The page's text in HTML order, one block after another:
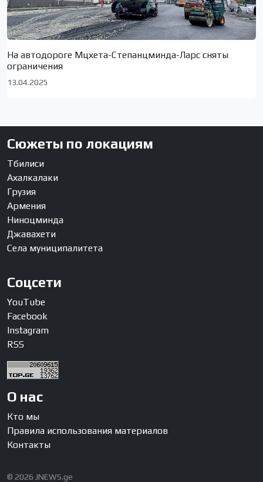
На автодороге Мцхета-Степанцминда-Ларс сняты
ограничения
13.04.2025
Сюжеты по локациям
Тбилиси
Ахалкалаки
Грузия
Армения
Ниноцминда
Джавахети
Села муниципалитета
Соцсети
YouTube
Facebook
Instagram
RSS
О нас
Кто мы
Правила использования материалов
Контакты
© 2026 JNEWS.ge